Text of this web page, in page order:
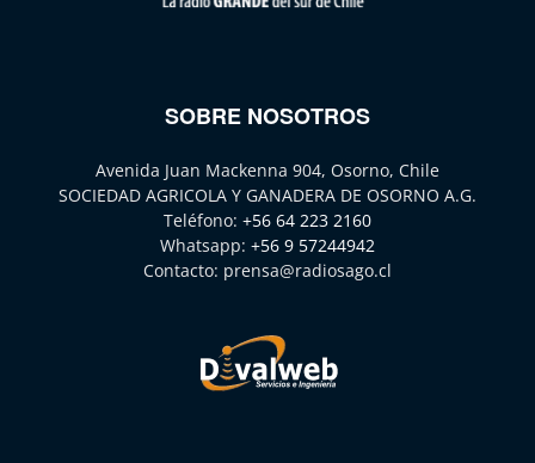
SOBRE NOSOTROS
Avenida Juan Mackenna 904, Osorno, Chile
SOCIEDAD AGRICOLA Y GANADERA DE OSORNO A.G.
Teléfono: +56 64 223 2160
Whatsapp: +56 9 57244942
Contacto: prensa@radiosago.cl